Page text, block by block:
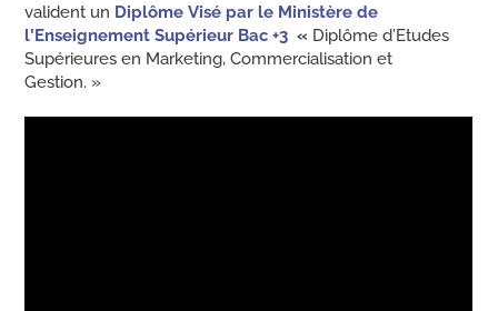
valident un Diplôme Visé par le Ministère de
l’Enseignement Supérieur Bac +3 « Diplôme d’Etudes
Supérieures en Marketing, Commercialisation et
Gestion. »